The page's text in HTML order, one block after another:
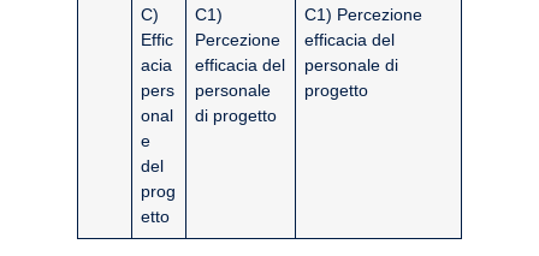
C)
Effic
acia
pers
onal
e
del
prog
etto
C1)
Percezione
efficacia del
personale
di progetto
C1) Percezione
efficacia del
personale di
progetto